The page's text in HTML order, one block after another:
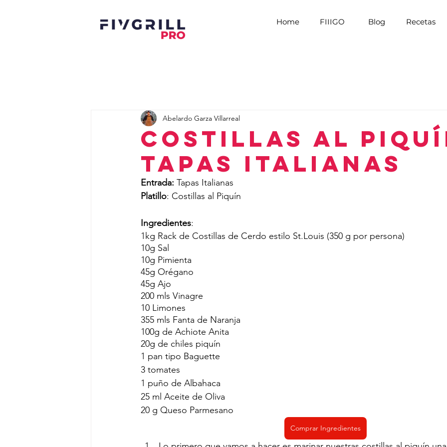
Home FIIIGO Blog Recetas
Costillas al
Tapas Italianas
Abelardo Garza Villarreal
Entrada: Tapas Italianas
Platillo: Costillas al Piquín
Ingredientes:
1kg Rack de Costillas de Cerdo estilo St.Louis (350 g por persona)
10g Sal
10g Pimienta
45g Orégano
45g Ajo
200 mls Vinagre
10 Limones
355 mls Fanta de Naranja
100g de Achiote Anita
20g de chiles piquín
1 pan tipo Baguette
3 tomates
1 puño de Albahaca
25 ml Aceite de Oliva
20 g Queso Parmesano
Comprar Ingredientes